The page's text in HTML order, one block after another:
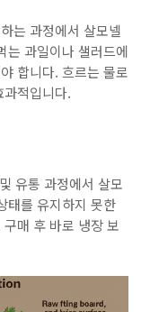
는 과정에서 살모넬
는 과일이나 샐러드에
합니다. 흐르는 물로
적입니다.
유통 과정에서 살모
태를 유지하지 못한
매 후 바로 냉장 보